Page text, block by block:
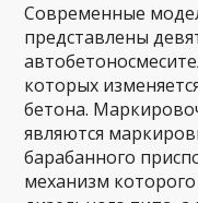
Современные
представлены
которых
бетона.
являются
барабанного
механизм которого